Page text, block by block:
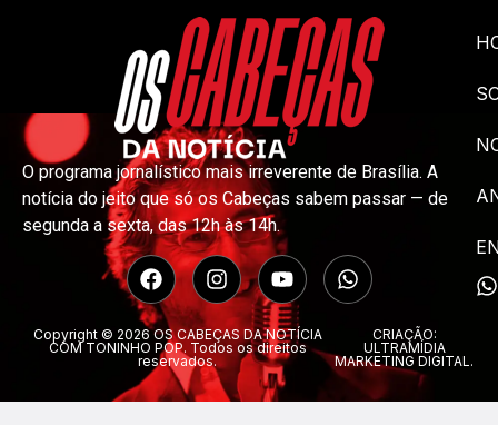
O programa jornalístico mais irreverente de Brasília. A
notícia do jeito que só os Cabeças sabem passar — de
segunda a sexta, das 12h às 14h.
Copyright © 2026 OS CABEÇAS DA NOTÍCIA
COM TONINHO POP. Todos os direitos
reservados.
CRIAÇÃO:
ULTRAMÍDIA
MARKETING DIGITAL.